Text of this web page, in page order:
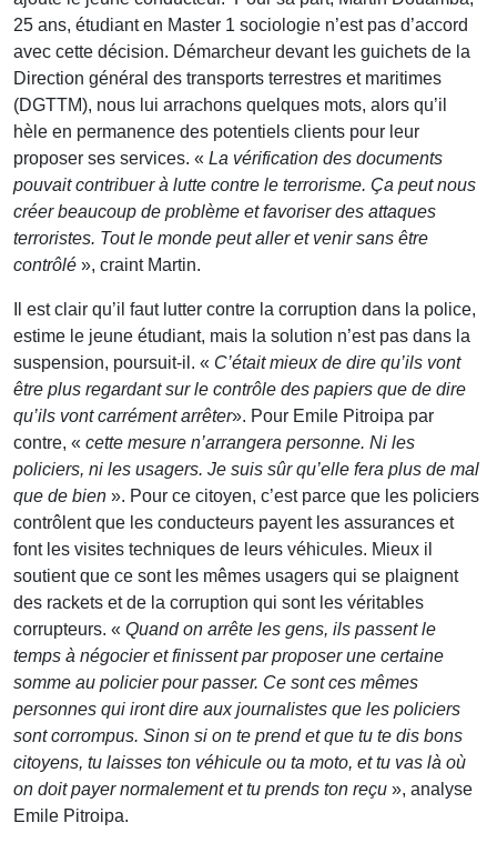
25 ans, étudiant en Master 1 sociologie n’est pas d’accord
avec cette décision. Démarcheur devant les guichets de la
Direction général des transports terrestres et maritimes
(DGTTM), nous lui arrachons quelques mots, alors qu’il
hèle en permanence des potentiels clients pour leur
proposer ses services. « La vérification des documents
pouvait contribuer à lutte contre le terrorisme. Ça peut nous
créer beaucoup de problème et favoriser des attaques
terroristes. Tout le monde peut aller et venir sans être
contrôlé », craint Martin.
Il est clair qu’il faut lutter contre la corruption dans la police,
estime le jeune étudiant, mais la solution n’est pas dans la
suspension, poursuit-il. « C’était mieux de dire qu’ils vont
être plus regardant sur le contrôle des papiers que de dire
qu’ils vont carrément arrêter». Pour Emile Pitroipa par
contre, « cette mesure n’arrangera personne. Ni les
policiers, ni les usagers. Je suis sûr qu’elle fera plus de mal
que de bien ». Pour ce citoyen, c’est parce que les policiers
contrôlent que les conducteurs payent les assurances et
font les visites techniques de leurs véhicules. Mieux il
soutient que ce sont les mêmes usagers qui se plaignent
des rackets et de la corruption qui sont les véritables
corrupteurs. « Quand on arrête les gens, ils passent le
temps à négocier et finissent par proposer une certaine
somme au policier pour passer. Ce sont ces mêmes
personnes qui iront dire aux journalistes que les policiers
sont corrompus. Sinon si on te prend et que tu te dis bons
citoyens, tu laisses ton véhicule ou ta moto, et tu vas là où
on doit payer normalement et tu prends ton reçu », analyse
Emile Pitroipa.